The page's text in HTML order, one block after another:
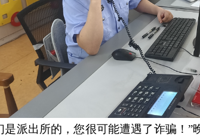
派出所的，您很可能遭遇了诈骗！